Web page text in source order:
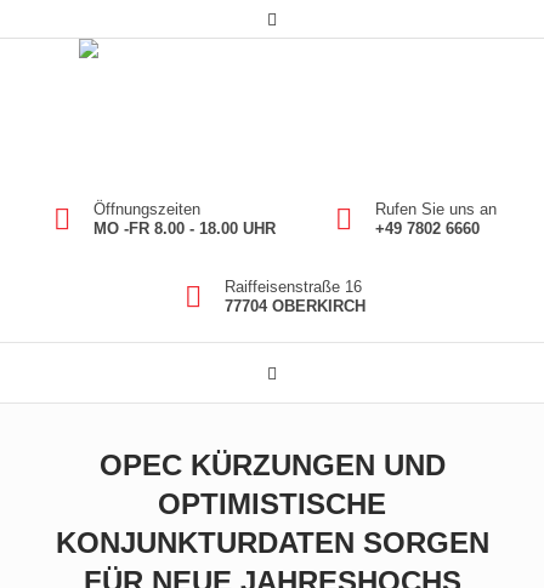
Öffnungszeiten
MO -FR 8.00 - 18.00 UHR
Rufen Sie uns an
+49 7802 6660
Raiffeisenstraße 16
77704 OBERKIRCH
OPEC KÜRZUNGEN UND
OPTIMISTISCHE
KONJUNKTURDATEN SORGEN
FÜR NEUE JAHRESHOCHS